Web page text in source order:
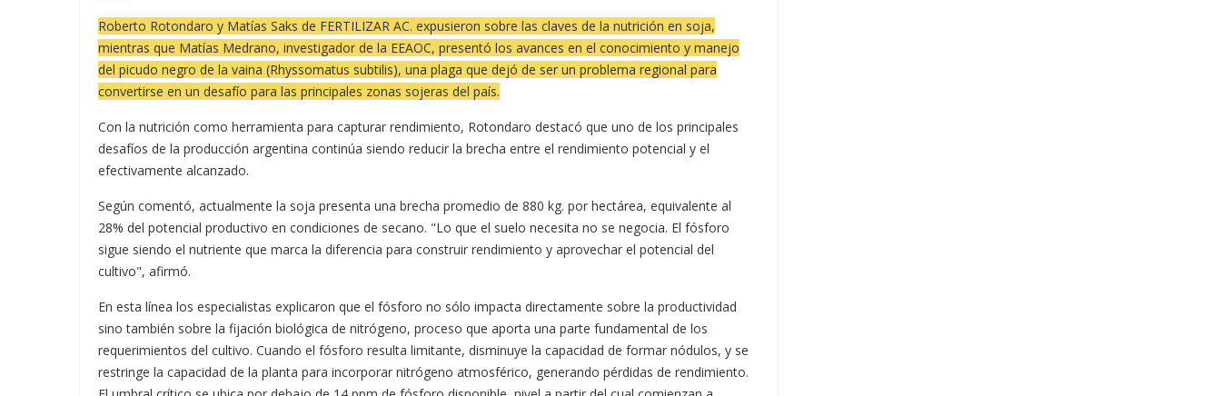
Roberto Rotondaro y Matías Saks de FERTILIZAR AC. expusieron sobre las claves de la nutrición en soja,
mientras que Matías Medrano, investigador de la EEAOC, presentó los avances en el conocimiento y manejo
del picudo negro de la vaina (Rhyssomatus subtilis), una plaga que dejó de ser un problema regional para
convertirse en un desafío para las principales zonas sojeras del país.
Con la nutrición como herramienta para capturar rendimiento, Rotondaro destacó que uno de los principales
desafíos de la producción argentina continúa siendo reducir la brecha entre el rendimiento potencial y el
efectivamente alcanzado.
Según comentó, actualmente la soja presenta una brecha promedio de 880 kg. por hectárea, equivalente al
28% del potencial productivo en condiciones de secano. "Lo que el suelo necesita no se negocia. El fósforo
sigue siendo el nutriente que marca la diferencia para construir rendimiento y aprovechar el potencial del
cultivo", afirmó.
En esta línea los especialistas explicaron que el fósforo no sólo impacta directamente sobre la productividad
sino también sobre la fijación biológica de nitrógeno, proceso que aporta una parte fundamental de los
requerimientos del cultivo. Cuando el fósforo resulta limitante, disminuye la capacidad de formar nódulos, y se
restringe la capacidad de la planta para incorporar nitrógeno atmosférico, generando pérdidas de rendimiento.